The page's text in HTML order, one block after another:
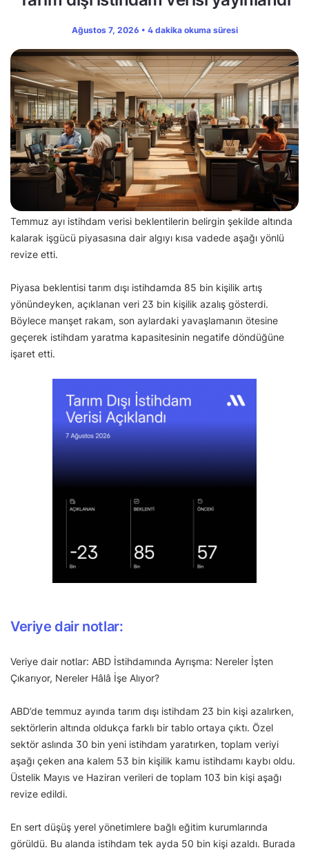
Ağustos 7, 2026 • 4 dakika okuma süresi
Temmuz ayı istihdam verisi beklentilerin belirgin şekilde altında
kalarak işgücü piyasasına dair algıyı kısa vadede aşağı yönlü
revize etti.
Piyasa beklentisi tarım dışı istihdamda 85 bin kişilik artış
yönündeyken, açıklanan veri 23 bin kişilik azalış gösterdi.
Böylece manşet rakam, son aylardaki yavaşlamanın ötesine
geçerek istihdam yaratma kapasitesinin negatife döndüğüne
işaret etti.
Veriye dair notlar:
Veriye dair notlar: ABD İstihdamında Ayrışma: Nereler İşten
Çıkarıyor, Nereler Hâlâ İşe Alıyor?
ABD’de temmuz ayında tarım dışı istihdam 23 bin kişi azalırken,
sektörlerin altında oldukça farklı bir tablo ortaya çıktı. Özel
sektör aslında 30 bin yeni istihdam yaratırken, toplam veriyi
aşağı çeken ana kalem 53 bin kişilik kamu istihdamı kaybı oldu.
Üstelik Mayıs ve Haziran verileri de toplam 103 bin kişi aşağı
revize edildi.
En sert düşüş yerel yönetimlere bağlı eğitim kurumlarında
görüldü. Bu alanda istihdam tek ayda 50 bin kişi azaldı. Burada